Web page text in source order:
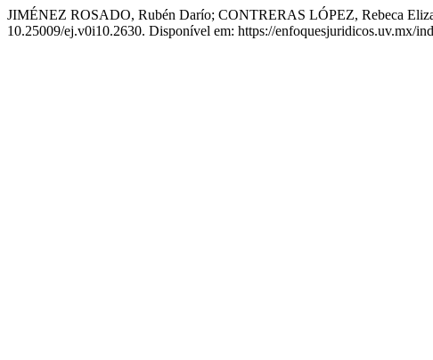
JIMÉNEZ ROSADO, Rubén Darío; CONTRERAS LÓPEZ, Rebeca
10.25009/ej.v0i10.2630. Disponível em: https://enfoquesjuridicos.uv.mx/